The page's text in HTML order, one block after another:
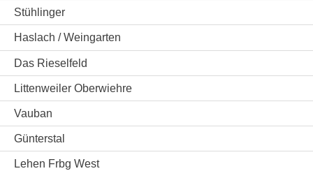
Stühlinger
Haslach / Weingarten
Das Rieselfeld
Littenweiler Oberwiehre
Vauban
Günterstal
Lehen Frbg West